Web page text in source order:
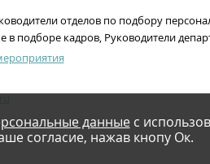
отделов по подбору
в подборе кадров, Руководители
данныес
согласие, нажав кнопу Ок.